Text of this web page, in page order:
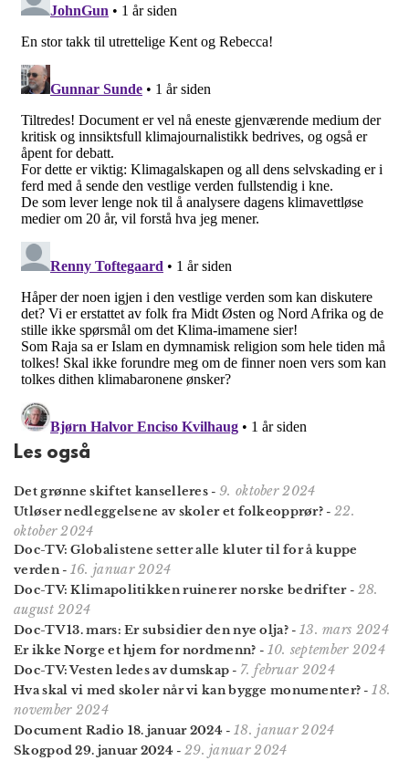
Les også
Det grønne skiftet kanselleres - 9. oktober 2024
Utløser nedleggelsene av skoler et folke­opprør? -22.
oktober 2024
Doc-TV: Globalistene setter alle kluter til for å kuppe
verden- 16. januar 2024
Doc-TV: Klimapolitikken ruinerer norske bedrifter- 28.
august 2024
Doc-TV 13. mars: Er subsidier den nye olja?- 13. mars 2024
Er ikke Norge et hjem for nordmenn? - 10. september 2024
Doc-TV: Vesten ledes av dumskap - 7. februar 2024
Hva skal vi med skoler når vi kan bygge monumenter? -18.
november 2024
Document Radio 18. januar 2024 - 18. januar 2024
Skogpod 29. januar 2024 - 29. januar 2024